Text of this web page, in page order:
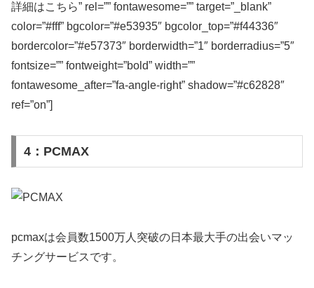
詳細はこちら” rel=”” fontawesome=”” target=”_blank”
color=”#fff” bgcolor=”#e53935″ bgcolor_top=”#f44336″
bordercolor=”#e57373″ borderwidth=”1″ borderradius=”5″
fontsize=”” fontweight=”bold” width=””
fontawesome_after=”fa-angle-right” shadow=”#c62828″
ref=”on”]
4：PCMAX
pcmaxは会員数1500万人突破の日本最大手の出会いマッ
チングサービスです。